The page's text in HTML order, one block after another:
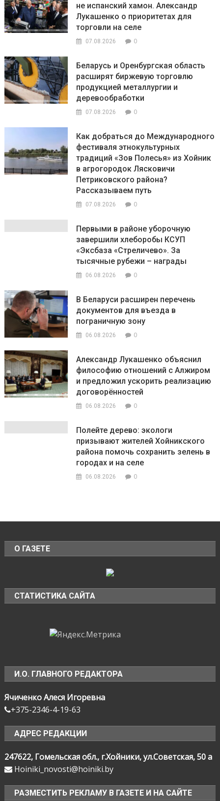
не испанский хамон. Александр
Лукашенко о приоритетах для
торговли на селе
07.08.2026 0
Беларусь и Оренбургская область
расширят биржевую торговлю
продукцией металлургии и
деревообработки
07.08.2026 0
Как добраться до Международного
фестиваля этнокультурных
традиций «Зов Полесья» из Хойник
в агрогородок Лясковичи
Петриковского района?
Рассказываем путь
07.08.2026 0
Первыми в районе уборочную
завершили хлеборобы КСУП
«Эксбаза «Стреличево». За
тысячные рубежи – награды
06.08.2026 0
В Беларуси расширен перечень
документов для въезда в
пограничную зону
06.08.2026 0
Александр Лукашенко объяснил
философию отношений с Алжиром
и предложил ускорить реализацию
договорённостей
06.08.2026 0
Полейте дерево: экологи
призывают жителей Хойникского
района помочь сохранить зелень в
городах и на селе
06.08.2026 0
О ГАЗЕТЕ
СТАТИСТИКА САЙТА
И.О. ГЛАВНОГО РЕДАКТОРА
Ячиченко Алеся Игоревна
+375-2346-4-19-63
АДРЕС РЕДАКЦИИ
247622, Гомельская обл., г.Хойники, ул.Советская, 50 а
Hoiniki_novosti@hoiniki.by
РАЗМЕСТИТЬ РЕКЛАМУ В ГАЗЕТЕ И НА САЙТЕ